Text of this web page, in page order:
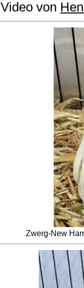
Video von
Zwerg-New